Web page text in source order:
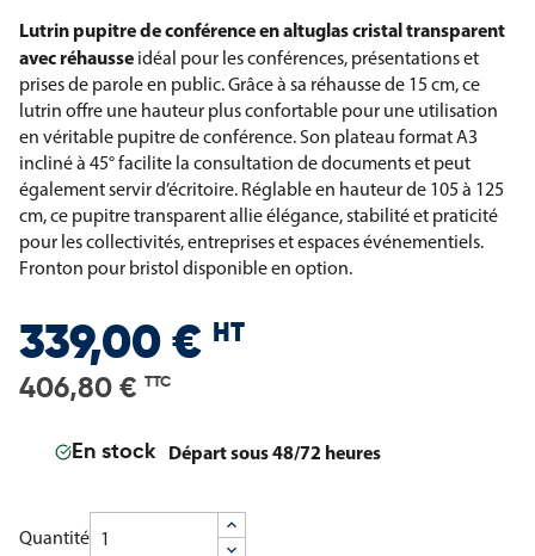
Lutrin pupitre de conférence en altuglas cristal transparent
avec réhausse idéal pour les conférences, présentations et
prises de parole en public. Grâce à sa réhausse de 15 cm, ce
lutrin offre une hauteur plus confortable pour une utilisation
en véritable pupitre de conférence. Son plateau format A3
incliné à 45° facilite la consultation de documents et peut
également servir d’écritoire. Réglable en hauteur de 105 à 125
cm, ce pupitre transparent allie élégance, stabilité et praticité
pour les collectivités, entreprises et espaces événementiels.
Fronton pour bristol disponible en option.
339,00 € HT
406,80 € TTC
En stock Départ sous 48/72 heures
Quantité